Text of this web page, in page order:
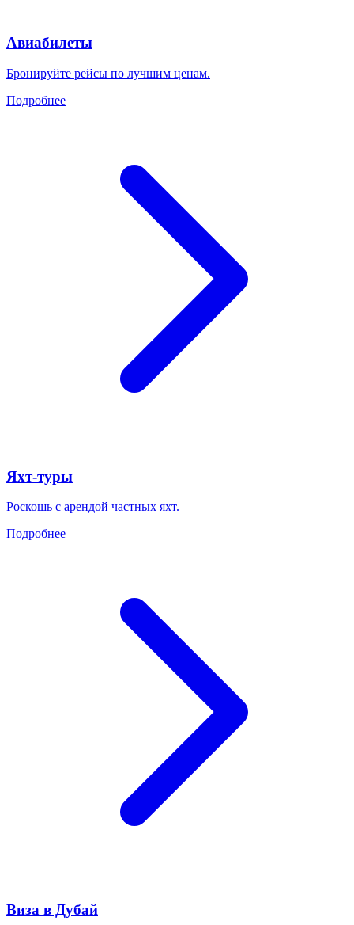
Авиабилеты
Бронируйте рейсы по лучшим ценам.
Подробнее
Яхт-туры
Роскошь с арендой частных яхт.
Подробнее
Виза в Дубай